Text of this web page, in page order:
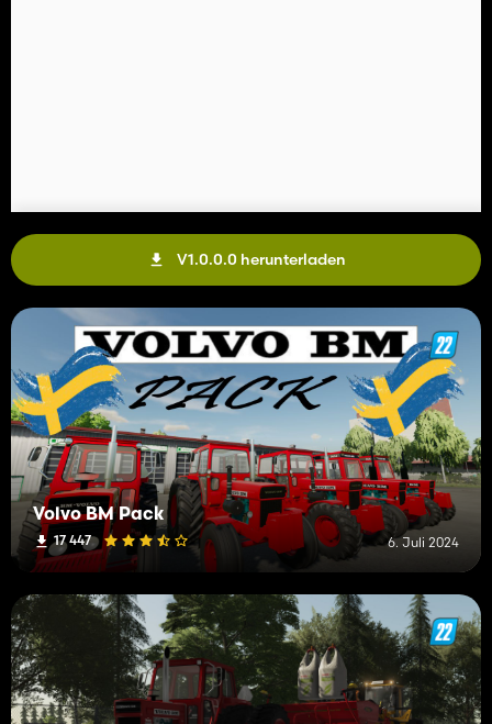
V1.0.0.0 herunterladen
Volvo BM Pack
17 447 6. Juli 2024